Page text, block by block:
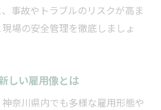
事故やトラブルのリスクが高ま
場の安全管理を徹底しましょ
しい雇用像とは
奈川県内でも多様な雇用形態や